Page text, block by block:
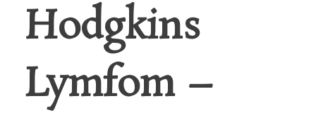
Hodgkins
Lymfom –